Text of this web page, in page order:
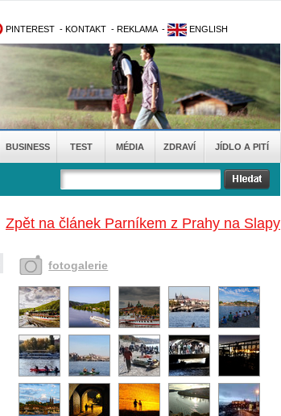
PINTEREST - KONTAKT - REKLAMA - ENGLISH
BUSINESS TEST MÉDIA ZDRAVÍ JÍDLO A PITÍ
Zpět na článek Parníkem z Prahy na Slapy
fotogalerie